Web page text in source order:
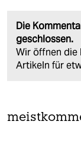
Die
geschlossen.
Wir öffnen die
Artikeln für